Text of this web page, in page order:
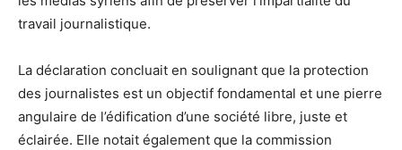
travail journalistique.
La déclaration concluait en soulignant que la protection
des journalistes est un objectif fondamental et une pierre
angulaire de l’édification d’une société libre, juste et
éclairée. Elle notait également que la commission